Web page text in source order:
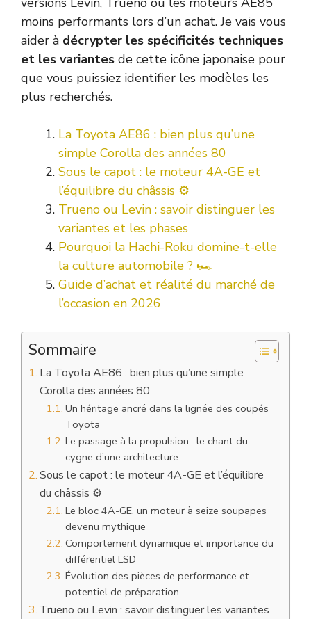
moins performants lors d’un achat. Je vais vous
aider à décrypter les spécificités techniques
et les variantes de cette icône japonaise pour
que vous puissiez identifier les modèles les
plus recherchés.
La Toyota AE86 : bien plus qu’une
simple Corolla des années 80
Sous le capot : le moteur 4A-GE et
l’équilibre du châssis ⚙️
Trueno ou Levin : savoir distinguer les
variantes et les phases
Pourquoi la Hachi-Roku domine-t-elle
la culture automobile ? 🏎️
Guide d’achat et réalité du marché de
l’occasion en 2026
Sommaire
La Toyota AE86 : bien plus qu’une simple
Corolla des années 80
Un héritage ancré dans la lignée des coupés
Toyota
Le passage à la propulsion : le chant du
cygne d’une architecture
Sous le capot : le moteur 4A-GE et l’équilibre
du châssis ⚙️
Le bloc 4A-GE, un moteur à seize soupapes
devenu mythique
Comportement dynamique et importance du
différentiel LSD
Évolution des pièces de performance et
potentiel de préparation
Trueno ou Levin : savoir distinguer les variantes